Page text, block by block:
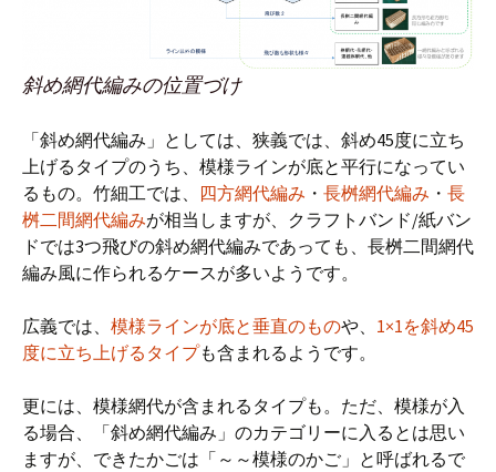
斜め網代編みの位置づけ
「斜め網代編み」としては、狭義では、斜め45度に立ち
上げるタイプのうち、模様ラインが底と平行になってい
るもの。竹細工では、 四方網代編み ・ 長桝網代編み ・ 長
桝二間網代編みが相当しますが、クラフトバンド/紙バン
ドでは3つ飛びの斜め網代編みであっても、長桝二間網代
編み風に作られるケースが多いようです。
広義では、 模様ラインが底と垂直のものや、 1×1を斜め45
度に立ち上げるタイプも含まれるようです。
更には、模様網代が含まれるタイプも。ただ、模様が入
る場合、「斜め網代編み」のカテゴリーに入るとは思い
ますが、できたかごは「～～模様のかご」と呼ばれるで